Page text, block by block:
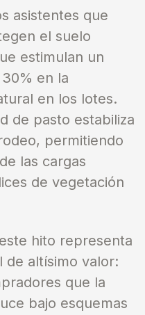
asistentes que
el suelo
estimulan un
en la
en los lotes.
de pasto estabiliza
permitiendo
las cargas
de vegetación
hito representa
de altísimo valor:
que la
bajo esquemas